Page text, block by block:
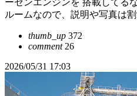
ーゼンエンジンを 搭載してる
ルームなので、説明や写真は
thumb_up 372
comment26
2026/05/31 17:03